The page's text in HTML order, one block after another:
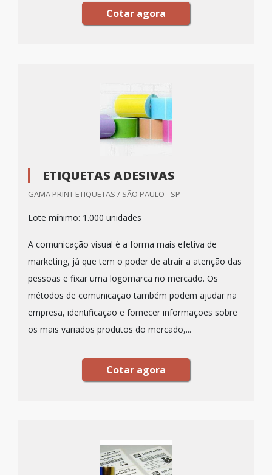
Cotar agora
ETIQUETAS ADESIVAS
GAMA PRINT ETIQUETAS / SÃO PAULO - SP
Lote mínimo: 1.000 unidades
A comunicação visual é a forma mais efetiva de
marketing, já que tem o poder de atrair a atenção das
pessoas e fixar uma logomarca no mercado. Os
métodos de comunicação também podem ajudar na
empresa, identificação e fornecer informações sobre
os mais variados produtos do mercado,...
Cotar agora